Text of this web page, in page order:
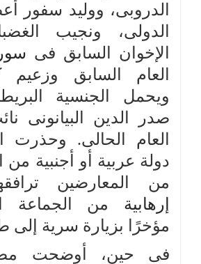
الدروبى، ووليد سفور
الدولى، ونجيب
الإخوان السابق فى
العام السابق وزعيم
ويحمل الجنسية
صدر الدين البيانونى
العام الحالى. وحذرت
دولة عربية أو أجنبية
من المعارضين
إرهابية من الجماعة
مؤخرًا بزيارة سرية إلى
فى حين، أوضحت